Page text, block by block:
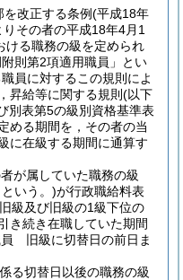
改正する条例(平成18年
その者の平成18年4月1
ける職務の級を定められ
則第2項適用職員」とい
員に対するこの規則によ
昇給等に関する規則 (以下
別表第5の級別資格基準表
める期間を，その者の当
に在級する期間に通算す
が属していた職務の級
いう。)が行政職給料表
級及び旧級の1級下位の
き続き在職していた期間
旧級に切替日の前日ま
る切替日以後の職務の級